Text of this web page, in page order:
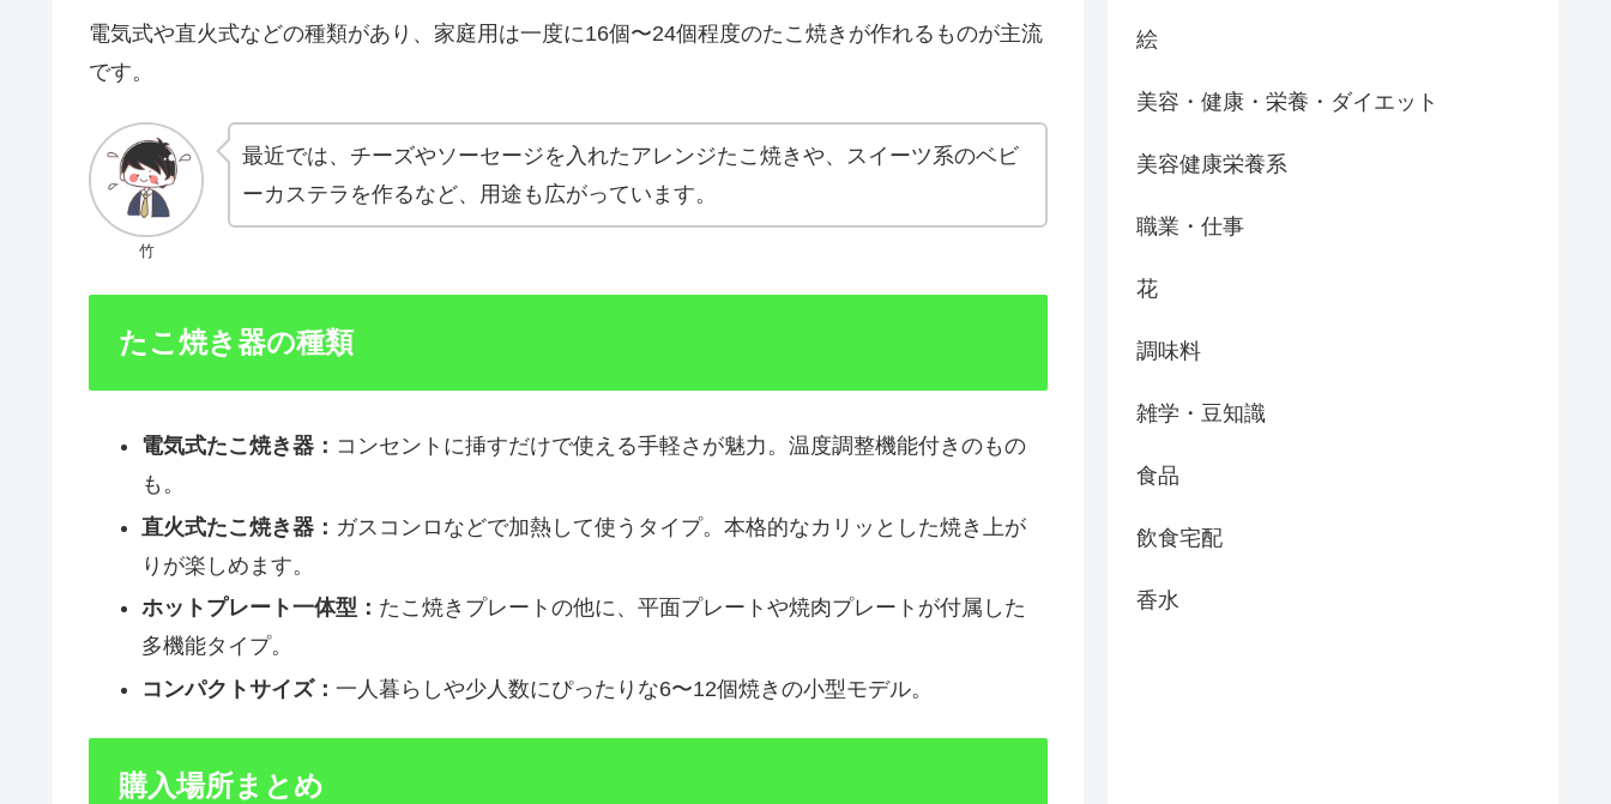
電気式や直火式などの種類があり、家庭用は一度に16個〜24個程度のたこ焼きが作れるものが主流
です。
竹
最近では、チーズやソーセージを入れたアレンジたこ焼きや、スイーツ系のベビ
ーカステラを作るなど、用途も広がっています。
たこ焼き器の種類
電気式たこ焼き器： コンセントに挿すだけで使える手軽さが魅力。温度調整機能付きのもの
も。
直火式たこ焼き器： ガスコンロなどで加熱して使うタイプ。本格的なカリッとした焼き上が
りが楽しめます。
ホットプレート一体型： たこ焼きプレートの他に、平面プレートや焼肉プレートが付属した
多機能タイプ。
コンパクトサイズ： 一人暮らしや少人数にぴったりな6〜12個焼きの小型モデル。
購入場所まとめ
絵
美容・健康・栄養・ダイエット
美容健康栄養系
職業・仕事
花
調味料
雑学・豆知識
食品
飲食宅配
香水